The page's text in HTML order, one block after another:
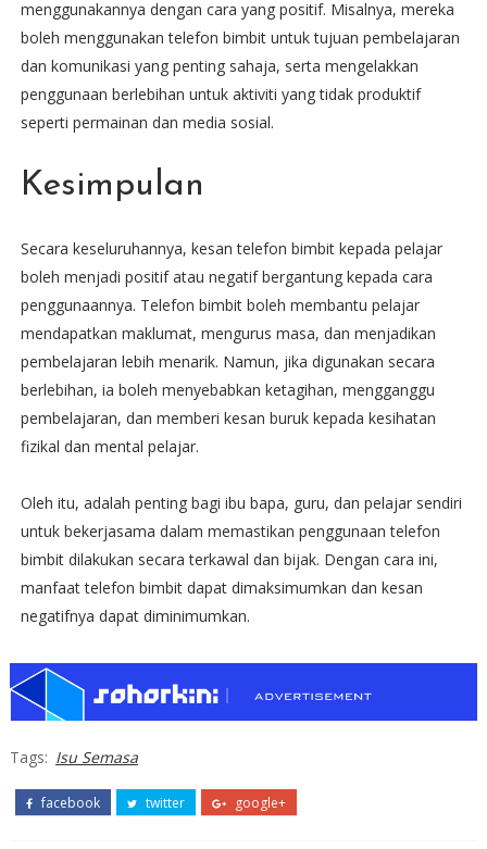
menggunakannya dengan cara yang positif. Misalnya, mereka
boleh menggunakan telefon bimbit untuk tujuan pembelajaran
dan komunikasi yang penting sahaja, serta mengelakkan
penggunaan berlebihan untuk aktiviti yang tidak produktif
seperti permainan dan media sosial.
Kesimpulan
Secara keseluruhannya, kesan telefon bimbit kepada pelajar
boleh menjadi positif atau negatif bergantung kepada cara
penggunaannya. Telefon bimbit boleh membantu pelajar
mendapatkan maklumat, mengurus masa, dan menjadikan
pembelajaran lebih menarik. Namun, jika digunakan secara
berlebihan, ia boleh menyebabkan ketagihan, mengganggu
pembelajaran, dan memberi kesan buruk kepada kesihatan
fizikal dan mental pelajar.
Oleh itu, adalah penting bagi ibu bapa, guru, dan pelajar sendiri
untuk bekerjasama dalam memastikan penggunaan telefon
bimbit dilakukan secara terkawal dan bijak. Dengan cara ini,
manfaat telefon bimbit dapat dimaksimumkan dan kesan
negatifnya dapat diminimumkan.
Tags: Isu Semasa
facebook twitter google+